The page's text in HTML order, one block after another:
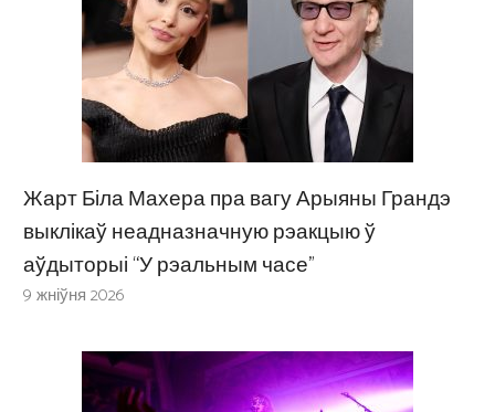
Жарт Біла Махера пра вагу Арыяны Грандэ
выклікаў неадназначную рэакцыю ў
аўдыторыі “У рэальным часе”
9 жніўня 2026